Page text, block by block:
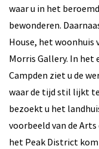
waar u in het
bewonderen.
House, het woonhuis
Morris Gallery. In
Campden ziet u de
waar de tijd stil lijkt
bezoekt u het
voorbeeld van de
het Peak District